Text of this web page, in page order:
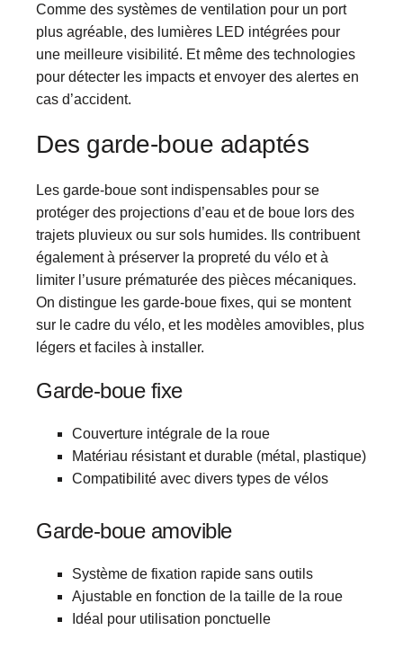
Comme des systèmes de ventilation pour un port
plus agréable, des lumières LED intégrées pour
une meilleure visibilité. Et même des technologies
pour détecter les impacts et envoyer des alertes en
cas d’accident.
Des garde-boue adaptés
Les garde-boue sont indispensables pour se
protéger des projections d’eau et de boue lors des
trajets pluvieux ou sur sols humides. Ils contribuent
également à préserver la propreté du vélo et à
limiter l’usure prématurée des pièces mécaniques.
On distingue les garde-boue fixes, qui se montent
sur le cadre du vélo, et les modèles amovibles, plus
légers et faciles à installer.
Garde-boue fixe
Couverture intégrale de la roue
Matériau résistant et durable (métal, plastique)
Compatibilité avec divers types de vélos
Garde-boue amovible
Système de fixation rapide sans outils
Ajustable en fonction de la taille de la roue
Idéal pour utilisation ponctuelle